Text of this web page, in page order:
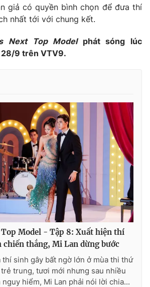
giả có quyền bình chọn để đưa thí
nhất tới với chung kết.
Next Top Model phát sóng lúc
28/9 trên VTV9.
Model - Tập 8: Xuất hiện thí
chiến thắng, Mi Lan dừng bước
thí sinh gây bất ngờ lớn ở mùa thi thứ
trung, tươi mới nhưng sau nhiều
hiểm, Mi Lan phải nói lời chia...